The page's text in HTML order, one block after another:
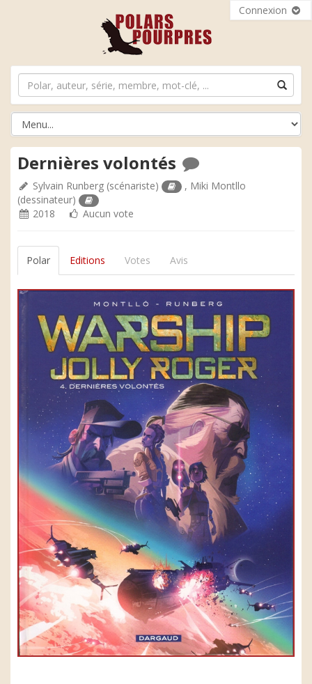
Connexion
Dernières volontés
Sylvain Runberg (scénariste) , Miki Montllo
(dessinateur)
2018
Aucun vote
Polar Editions Votes Avis